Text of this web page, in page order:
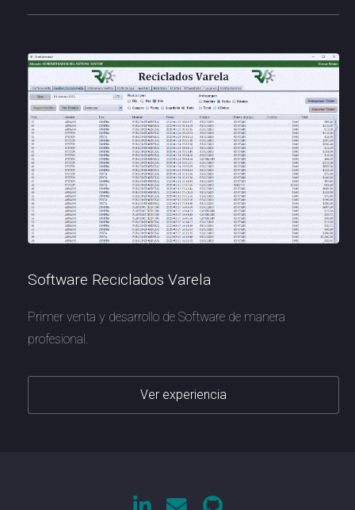
Software Reciclados Varela
Primer venta y desarrollo de Software de manera
profesional.
Ver experiencia